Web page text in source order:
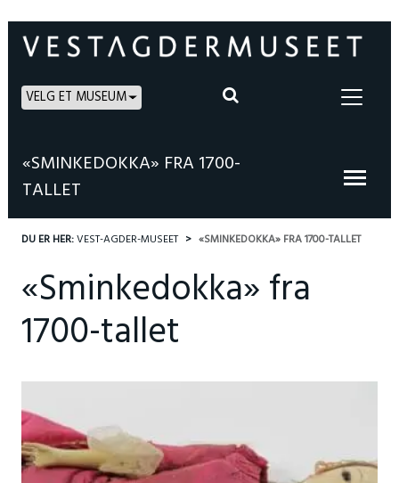
VELG ET MUSEUM
«SMINKEDOKKA» FRA 1700-
TALLET
DU ER HER:VEST-AGDER-MUSEET «SMINKEDOKKA» FRA 1700-TALLET
«Sminkedokka» fra
1700-tallet